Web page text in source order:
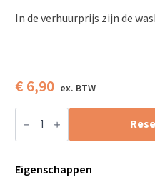
In de verhuurprijs zijn de
€ 6,90
Tafellaken
140
250
Atlas
Wit,
Eigenschappen